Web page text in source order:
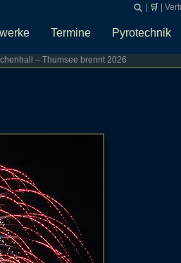
🛒 |
Termine Pyrotechnik
– Thumsee brennt 2026